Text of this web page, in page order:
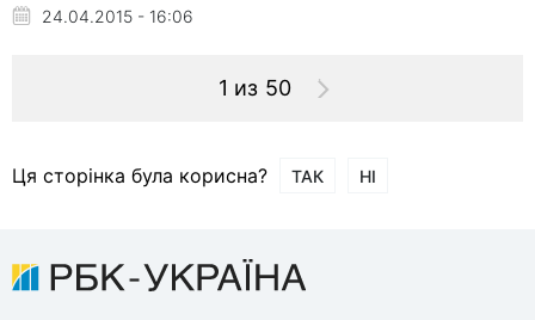
24.04.2015 - 16:06
1 из 50
Ця сторінка була корисна? ТАК НІ